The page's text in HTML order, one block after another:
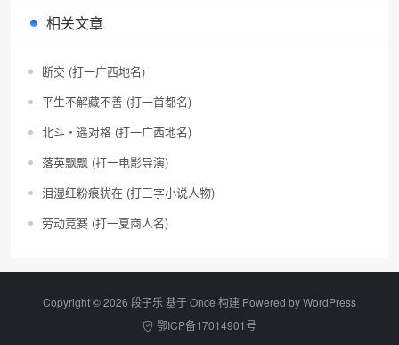
相关文章
断交 (打一广西地名)
平生不解藏不善 (打一首都名)
北斗・遥对格 (打一广西地名)
落英飘飘 (打一电影导演)
泪湿红粉痕犹在 (打三字小说人物)
劳动竞赛 (打一夏商人名)
Copyright © 2026 段子乐 基于 Once 构建 Powered byWordPress
鄂ICP备17014901号